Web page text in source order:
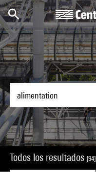
Skip to main content
Centre Pompidou
Todos los resultados [94]